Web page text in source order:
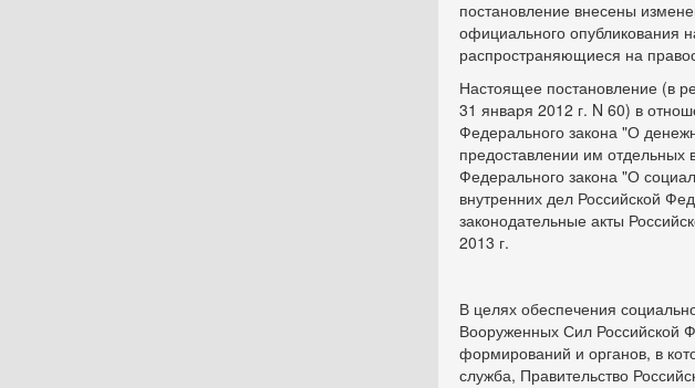
постановление внесены
официального опубликования
распространяющиеся на
Настоящее постановление (в
31 января 2012 г. N 60) в
Федерального закона "О
предоставлении им отдельных
Федерального закона "О
внутренних дел Российской
законодательные акты
2013 г.
В целях обеспечения
Вооруженных Сил Российской
формирований и органов, в
служба, Правительство